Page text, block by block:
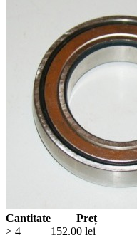
Cantitate
Preț
> 4
152.00 lei